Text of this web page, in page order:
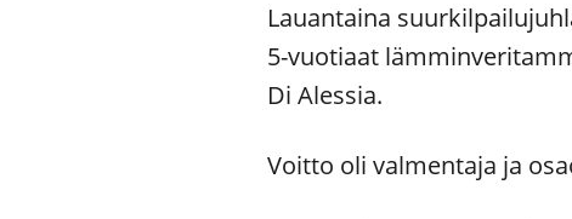
Lauantaina
5-vuotiaat
Di Alessia.
Voitto oli valmentaja ja